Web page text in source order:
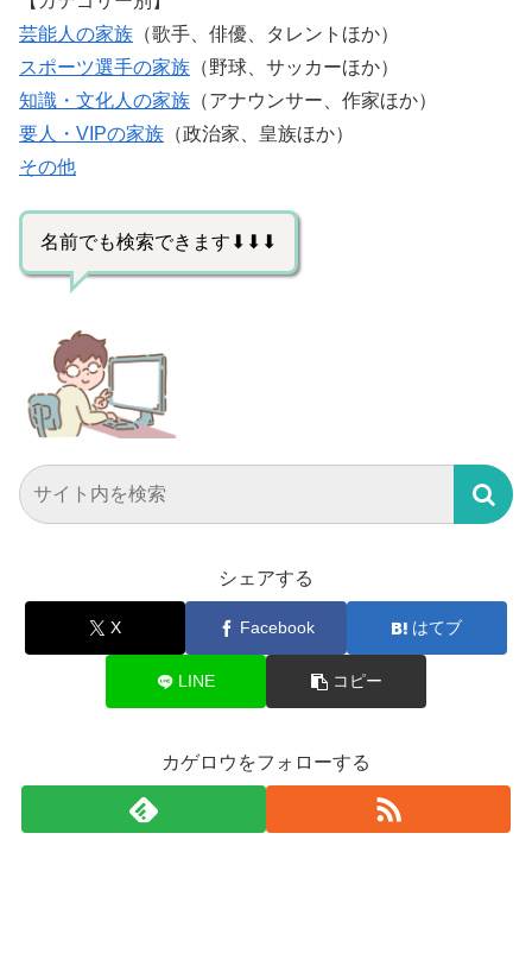
芸能人の家族 （歌手、俳優、タレントほか）
スポーツ選手の家族 （野球、サッカーほか）
知識・文化人の家族 （アナウンサー、作家ほか）
要人・VIPの家族 （政治家、皇族ほか）
その他
名前でも検索できます⬇⬇⬇
シェアする
X Facebook はてブ
LINE コピー
カゲロウをフォローする